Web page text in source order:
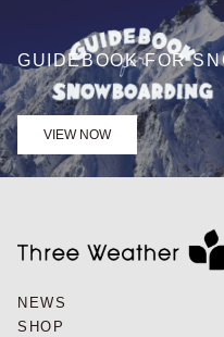
GUIDEBOOK FOR
VIEW NOW
NEWS
SHOP